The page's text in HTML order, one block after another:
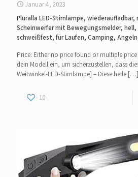
Januar 4, 2023
Pluralla LED-Stirnlampe,
Scheinwerfer mit Bewegungsmelder,
schweißfest, für Laufen, Camping,
Price: Either no price found or multiple price
dein Modell ein, um sicherzustellen, dass
Weitwinkel-LED-Stirnlampe] – Diese helle […]
10